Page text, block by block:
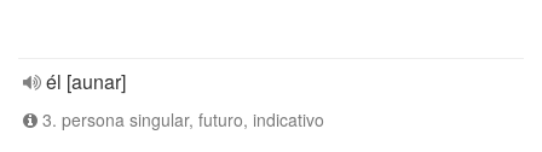
él [aunar]
3. persona singular, futuro, indicativo